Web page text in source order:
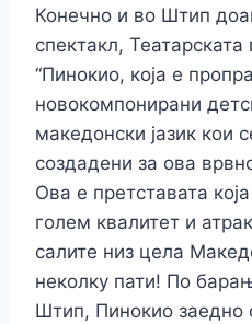
Конечно и во Штип
спектакл,
“Пинокио, која е
новокомпонирани
македонски јазик кои
создадени за ова
Ова е претставата
голем квалитет и
салите низ цела
неколку пати! По
Штип, Пинокио заедно